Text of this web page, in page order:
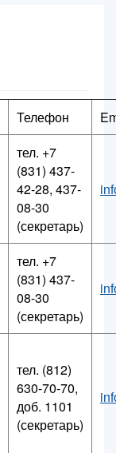
Телефон
тел. +7
(831) 437-
42-28, 437-
08-30
(секретарь)
тел. +7
(831) 437-
08-30
(секретарь)
тел. (812)
630-70-70,
доб. 1101
(секретарь)